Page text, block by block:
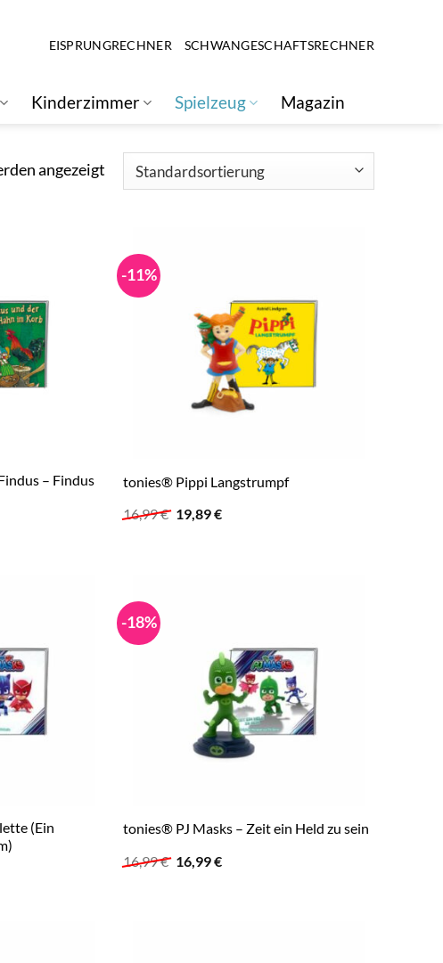
EISPRUNGRECHNER SCHWANGESCHAFTSRECHNER
Kinderzimmer Spielzeug Magazin
angezeigt
– Findus
-11%
tonies® Pippi Langstrumpf
16,99€ Ursprünglicher
Preis
19,89€Aktueller
(Ein
-18%
tonies® PJ Masks – Zeit ein Held zu sein
16,99€ Ursprünglicher
Preis
16,99€Aktueller